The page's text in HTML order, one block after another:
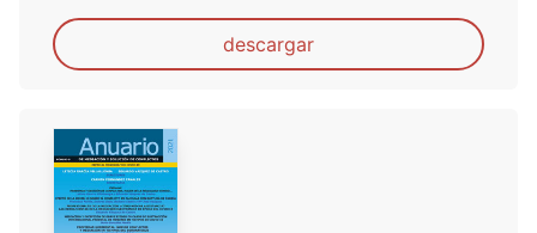
descargar